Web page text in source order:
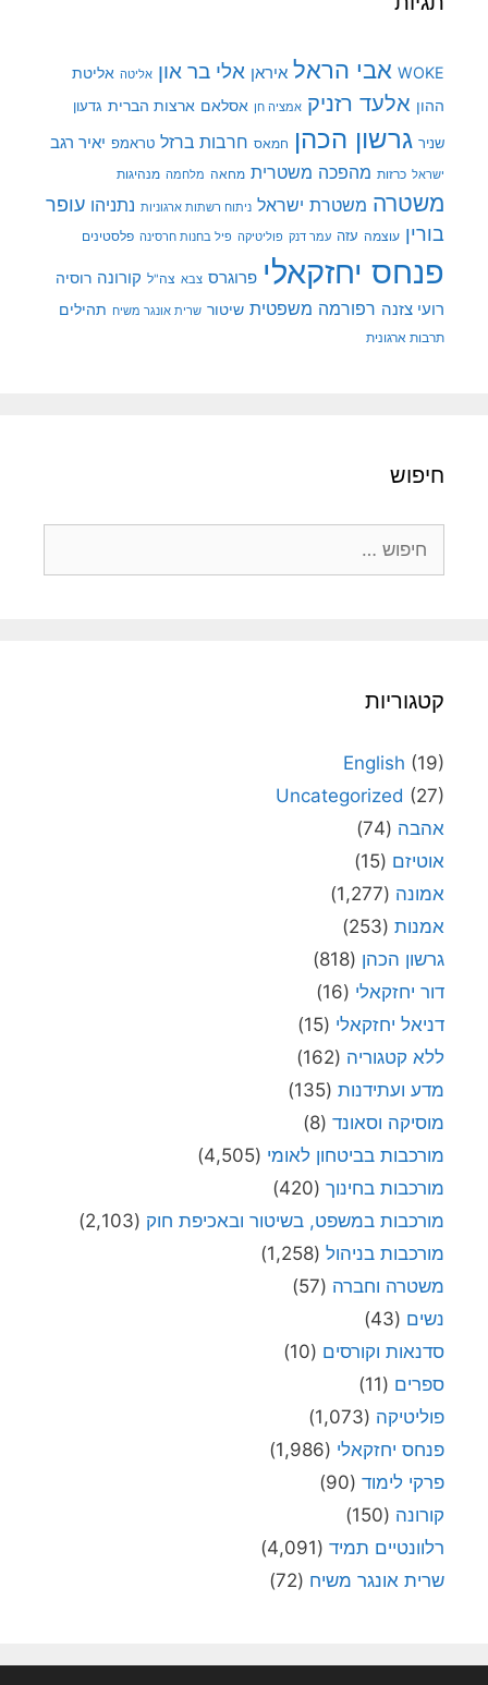
WOKE אבי הראל איראן אלי בר און אליטה אליטת
ההון אלעד רזניק אמציה חן אסלאם ארצות הברית גדעון
שניר גרשון הכהן חמאס חרבות ברזל טראמפ יאיר רגב
ישראל כרזות מהפכה משטרית מחאה מלחמה מנהיגות
משטרה משטרת ישראל ניתוח רשתות ארגוניות נתניהו עופר
בורין עוצמה עזה עמר דנק פוליטיקה פיל בחנות חרסינה פלסטינים
פנחס יחזקאלי פרוגרס צבא צה"ל קורונה רוסיה
רועי צזנה רפורמה משפטית שיטור שרית אונגר משיח תהילים
תרבות ארגונית
חיפוש
קטגוריות
English (19)
Uncategorized (27)
אהבה (74)
אוטיזם (15)
אמונה (1,277)
אמנות (253)
גרשון הכהן (818)
דור יחזקאלי (16)
דניאל יחזקאלי (15)
ללא קטגוריה (162)
מדע ועתידנות (135)
מוסיקה וסאונד (8)
מורכבות בביטחון לאומי (4,505)
מורכבות בחינוך (420)
מורכבות במשפט, בשיטור ובאכיפת חוק (2,103)
מורכבות בניהול (1,258)
משטרה וחברה (57)
נשים (43)
סדנאות וקורסים (10)
ספרים (11)
פוליטיקה (1,073)
פנחס יחזקאלי (1,986)
פרקי לימוד (90)
קורונה (150)
רלוונטיים תמיד (4,091)
שרית אונגר משיח (72)